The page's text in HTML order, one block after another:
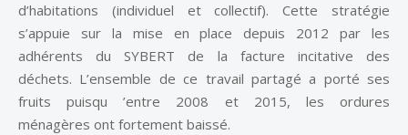
d’habitations (individuel et collectif). Cette stratégie
s’appuie sur la mise en place depuis 2012 par les
adhérents du SYBERT de la facture incitative des
déchets. L’ensemble de ce travail partagé a porté ses
fruits puisqu ’entre 2008 et 2015, les ordures
ménagères ont fortement baissé.